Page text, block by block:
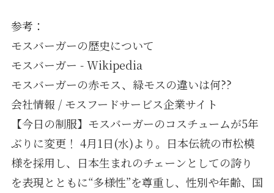
参考：
モスバーガーの歴史について
モスバーガー - Wikipedia
モスバーガーの赤モス、緑モスの違いは何??
会社情報 / モスフードサービス企業サイト
【今日の制服】モスバーガーのコスチュームが5年
ぶりに変更！ 4月1日(水)より。日本伝統の市松模
様を採用し、日本生まれのチェーンとしての誇り
を表現とともに“多様性”を尊重し、性別や年齢、国